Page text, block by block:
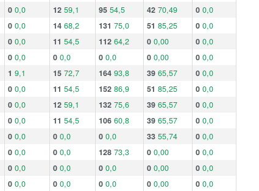
0 0,0 12 59,1 95 54,5 42 70,49 0 0,0
0 0,0 14 68,2 131 75,0 51 85,25 0 0,0
0 0,0 11 54,5 112 64,2 0 0,00 0 0,0
0 0,0 0 0,0 0 0,0 0 0,00 0 0,0
1 9,1 15 72,7 164 93,8 39 65,57 0 0,0
0 0,0 11 54,5 152 86,9 51 85,25 0 0,0
0 0,0 12 59,1 132 75,6 39 65,57 0 0,0
0 0,0 11 54,5 106 60,8 39 65,57 0 0,0
0 0,0 0 0,0 0 0,0 33 55,74 0 0,0
0 0,0 0 0,0 128 73,3 0 0,00 0 0,0
0 0,0 0 0,0 0 0,0 0 0,00 0 0,0
0 0,0 0 0,0 0 0,0 0 0,00 0 0,0